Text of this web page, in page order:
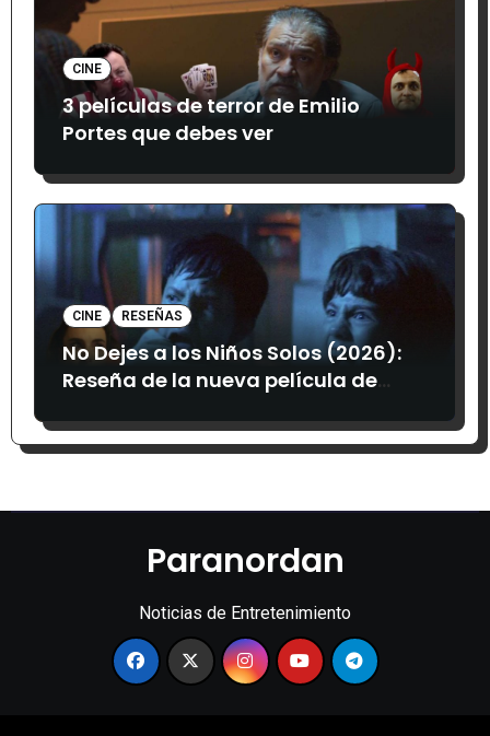
CINE
3 películas de terror de Emilio
Portes que debes ver
CINE RESEÑAS
No Dejes a los Niños Solos (2026):
Reseña de la nueva película de
Paranordan
Noticias de Entretenimiento